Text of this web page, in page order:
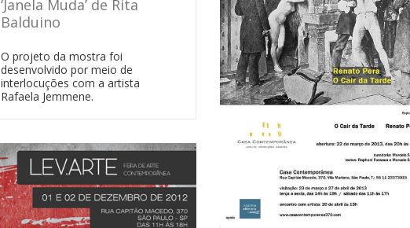
‘Janela Muda’ de Rita
Balduino
O projeto da mostra foi
desenvolvido por meio de
interlocuções com a artista
Rafaela Jemmene.